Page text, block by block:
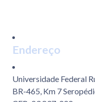
Endereço
Universidade Federal
BR-465, Km 7